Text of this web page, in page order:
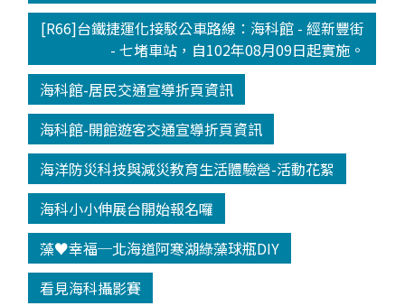
[R66]台鐵捷運化接駁公車路線：海科館 - 經新豐街
- 七堵車站，自102年08月09日起實施。
海科館-居民交通宣導折頁資訊
海科館-開館遊客交通宣導折頁資訊
海洋防災科技與減災教育生活體驗營-活動花絮
海科小小伸展台開始報名囉
藻♥幸福─北海道阿寒湖綠藻球瓶DIY
看見海科攝影賽